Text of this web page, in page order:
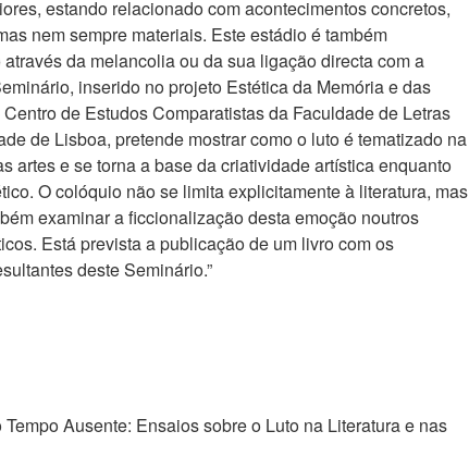
estando relacionado com acontecimentos concretos,
nem sempre materiais. Este estádio é também
através da melancolia ou da sua ligação directa com a
inserido no projeto Estética da Memória e das
de Estudos Comparatistas da Faculdade de Letras
de Lisboa, pretende mostrar como o luto é tematizado na
artes e se torna a base da criatividade artística enquanto
O colóquio não se limita explicitamente à literatura, mas
examinar a ficcionalização desta emoção noutros
Está prevista a publicação de um livro com os
deste Seminário.”
Ausente: Ensaios sobre o Luto na Literatura e nas